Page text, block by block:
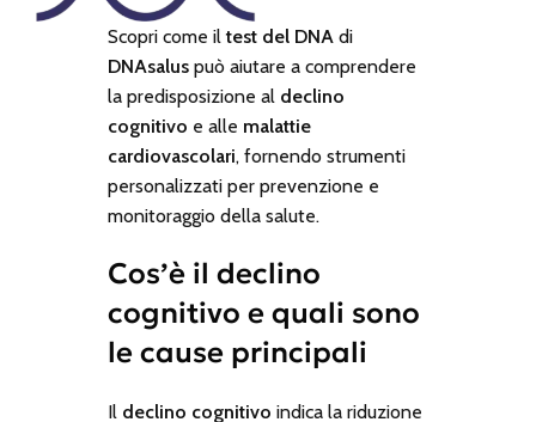
Scopri come iltest del DNAdi
DNAsaluspuò aiutare a comprendere
la predisposizione al declino
cognitivo e alle malattie
cardiovascolari, fornendo strumenti
personalizzati per prevenzione e
monitoraggio della salute.
Cos’è il declino
cognitivo e quali sono
le cause principali
Il declino cognitivo indica la riduzione